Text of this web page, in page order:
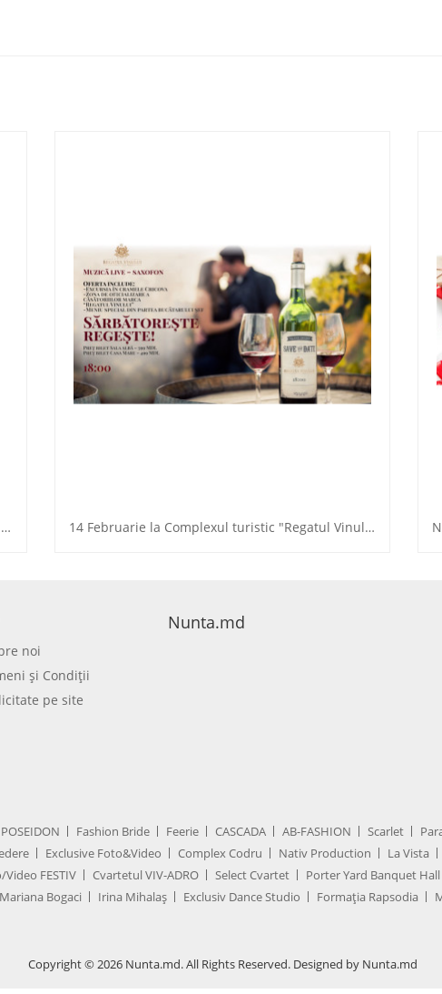
Colectivul tău merită o petrecere corporativă pe cinste! 14 Februarie la Complexul turistic "Regatul Vinului"
noi
şi Condiţii
pe site
Nunta.md
POSEIDON Fashion Bride Feerie CASCADA AB-FASHION Scarlet
Exclusive Foto&Video Complex Codru Nativ Production La Vista
Video FESTIV Cvartetul VIV-ADRO Select Cvartet Porter Yard Banquet Hall
Mariana Bogaci Irina Mihalaș Exclusiv Dance Studio Formația Rapsodia
Copyright © 2026 Nunta.md. All Rights Reserved. Designed by Nunta.md